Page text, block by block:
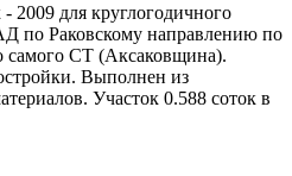
для круглогодичного
по Раковскому направлению по
самого СТ (Аксаковщина).
Выполнен из
Участок 0.588 соток в